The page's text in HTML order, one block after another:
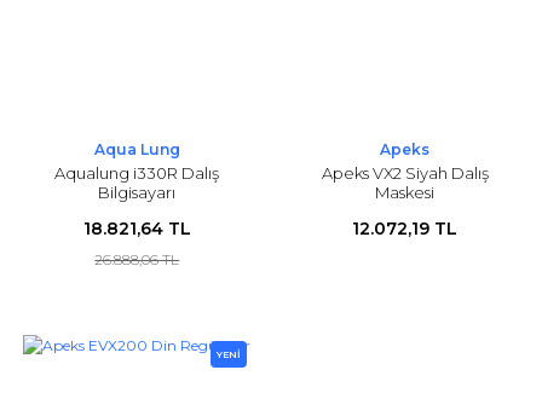
Aqua Lung
Aqualung i330R Dalış
Bilgisayarı
18.821,64 TL
26.888,06 TL
Apeks
Apeks VX2 Siyah Dalış
Maskesi
12.072,19 TL
YENİ